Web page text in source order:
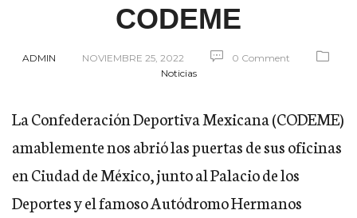
CODEME
ADMIN NOVIEMBRE 25, 2022
0 Comment
Noticias
La Confederación Deportiva Mexicana (CODEME)
amablemente nos abrió las puertas de sus oficinas
en Ciudad de México, junto al Palacio de los
Deportes y el famoso Autódromo Hermanos